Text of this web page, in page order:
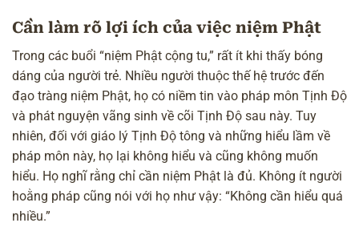
Cần làm rõ lợi ích của việc niệm Phật
Trong các buổi “niệm Phật cộng tu,” rất ít khi thấy bóng
dáng của người trẻ. Nhiều người thuộc thế hệ trước đến
đạo tràng niệm Phật, họ có niềm tin vào pháp môn Tịnh Độ
và phát nguyện vãng sinh về cõi Tịnh Độ sau này. Tuy
nhiên, đối với giáo lý Tịnh Độ tông và những hiểu lầm về
pháp môn này, họ lại không hiểu và cũng không muốn
hiểu. Họ nghĩ rằng chỉ cần niệm Phật là đủ. Không ít người
hoằng pháp cũng nói với họ như vậy: “Không cần hiểu quá
nhiều.”